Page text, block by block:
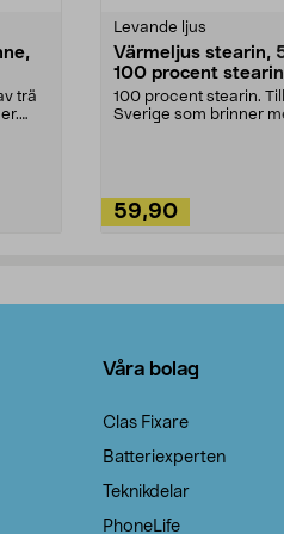
trä
Levande ljus
Värmeljus stearin,
100 procent stearin
100 procent stearin.
Sverige som brinner
59,90
Våra bolag
Clas Fixare
Batteriexperten
Teknikdelar
PhoneLife